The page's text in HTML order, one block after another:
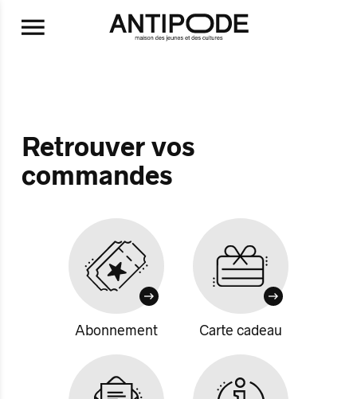
Aller au contenu principal
Retrouver vos
commandes
Abonnement Carte cadeau